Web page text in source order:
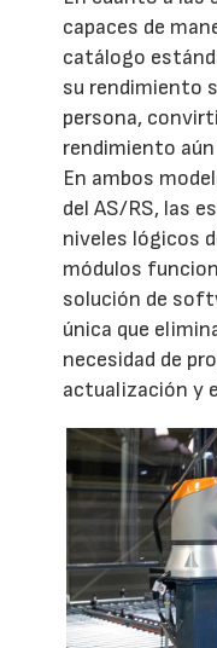
capaces de
catálogo
su rendimiento
persona,
rendimiento
En ambos
del AS/RS, las
niveles lógicos
módulos
solución de
única que
necesidad de
actualización y